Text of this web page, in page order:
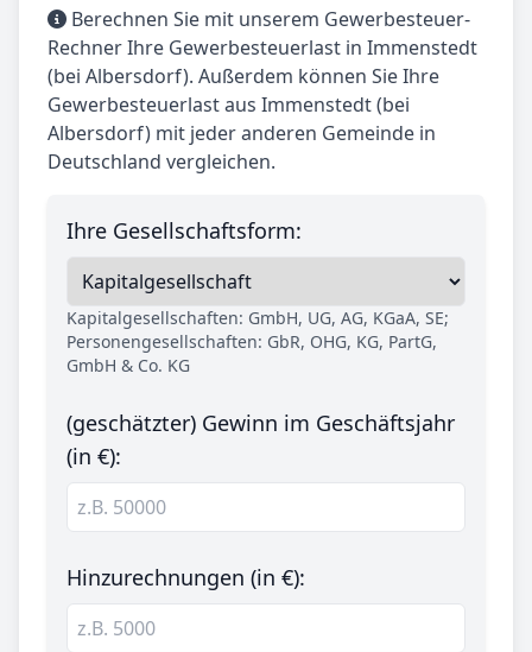
Berechnen Sie mit unserem Gewerbesteuer-
Rechner Ihre Gewerbesteuerlast in Immenstedt
(bei Albersdorf). Außerdem können Sie Ihre
Gewerbesteuerlast aus Immenstedt (bei
Albersdorf) mit jeder anderen Gemeinde in
Deutschland vergleichen.
Ihre Gesellschaftsform:
Kapitalgesellschaften: GmbH, UG, AG, KGaA, SE;
Personengesellschaften: GbR, OHG, KG, PartG,
GmbH & Co. KG
(geschätzter) Gewinn im Geschäftsjahr
(in €):
Hinzurechnungen (in €):